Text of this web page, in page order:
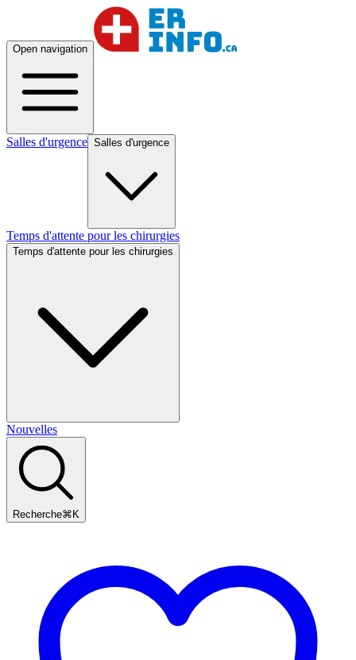
Open navigation
Salles d'urgence Salles d'urgence
Temps d'attente pour les chirurgies
Temps d'attente pour les chirurgies
Nouvelles
Recherche⌘ K